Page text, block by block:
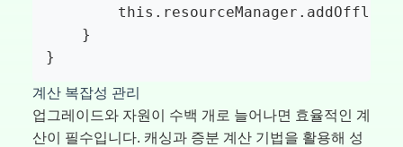
    }
}
계산 복잡성 관리
업그레이드와 자원이 수백 개로 늘어나면 효율적인 계
산이 필수입니다. 캐싱과 증분 계산 기법을 활용해 성